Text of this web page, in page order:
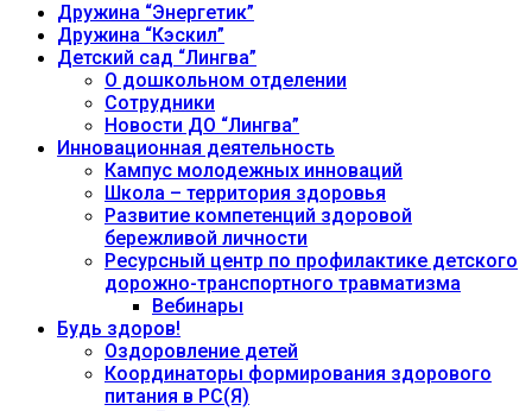
Дружина “Энергетик”
Дружина “Кэскил”
Детский сад “Лингва”
О дошкольном отделении
Сотрудники
Новости ДО “Лингва”
Инновационная деятельность
Кампус молодежных инноваций
Школа – территория здоровья
Развитие компетенций здоровой
бережливой личности
Ресурсный центр по профилактике детского
дорожно-транспортного травматизма
Вебинары
Будь здоров!
Оздоровление детей
Координаторы формирования здорового
питания в РС(Я)